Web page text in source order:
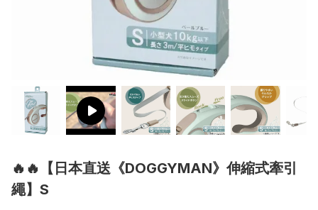
🔥🔥【日本直送《DOGGYMAN》伸縮式牽引
繩】S